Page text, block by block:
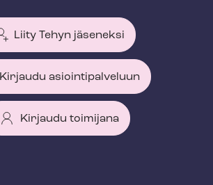
Liity Tehyn jäseneksi
Kirjaudu asiointipalveluun
Kirjaudu toimijana